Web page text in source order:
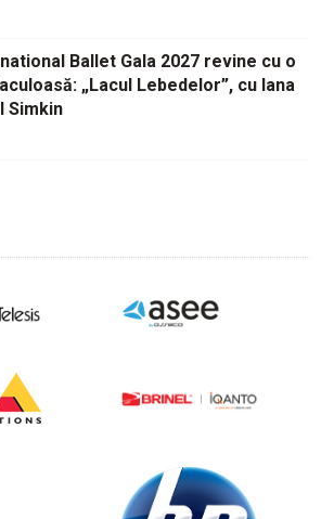
Ballet Gala 2027 revine cu o
„Lacul Lebedelor”, cu Iana
Simkin